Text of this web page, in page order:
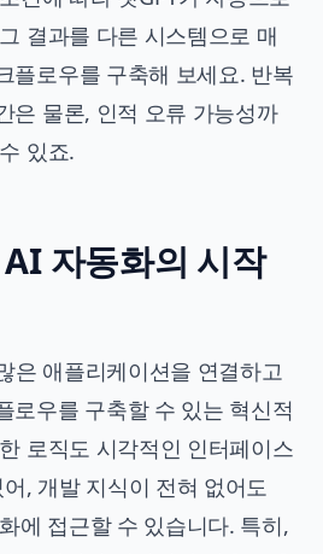
결과를 다른 시스템으로 매
플로우를 구축해 보세요. 반복
은 물론, 인적 오류 가능성까
있죠.
자동화의 시작
은 애플리케이션을 연결하고
로우를 구축할 수 있는 혁신적
로직도 시각적인 인터페이스
, 개발 지식이 전혀 없어도
에 접근할 수 있습니다. 특히,